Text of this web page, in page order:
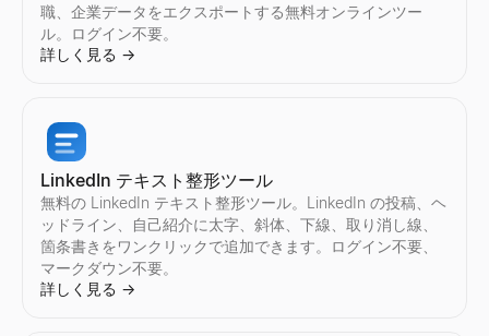
詳しく見る
Instagram 監査
任意のInstagramアカウントを即座に監査。エンゲージメント
詳しく見る →
詳しく見る
TikTok 監査
任意のTikTokアカウントを即座に監査。エンゲージメント率、
詳しく見る →
詳しく見る
YouTube 監査
任意のYouTubeチャンネルを即座に監査。エンゲージメント率
詳しく見る →
詳しく見る
Twitter/X エンゲージメント計算ツール
任意のTwitter/Xアカウントのエンゲージメント率を即座に計算
詳しく見る →
職、企業データをエクスポートする無料オンラインツー
ル。ログイン不要。
詳しく見る →
LinkedIn テキスト整形ツール
無料の LinkedIn テキスト整形ツール。LinkedIn の投稿、ヘ
ッドライン、自己紹介に太字、斜体、下線、取り消し線、
箇条書きをワンクリックで追加できます。ログイン不要、
マークダウン不要。
詳しく見る →